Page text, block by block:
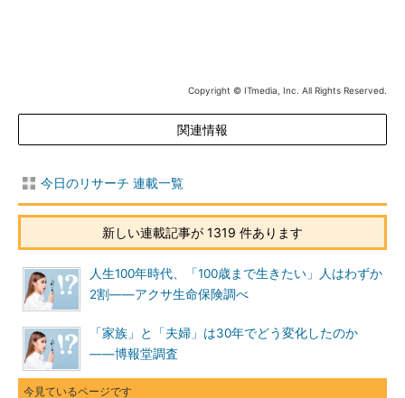
Copyright © ITmedia, Inc. All Rights Reserved.
関連情報
今日のリサーチ 連載一覧
新しい連載記事が 1319 件あります
人生100年時代、「100歳まで生きたい」人はわずか
2割――アクサ生命保険調べ
「家族」と「夫婦」は30年でどう変化したのか
――博報堂調査